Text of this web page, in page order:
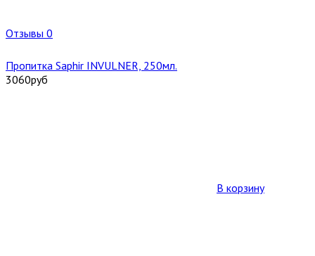
Отзывы 0
Пропитка Saphir INVULNER, 250мл.
3060руб
В корзину